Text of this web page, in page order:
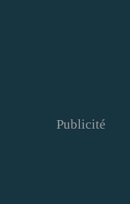
Publicité